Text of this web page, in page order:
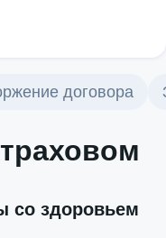
договора
со здоровьем